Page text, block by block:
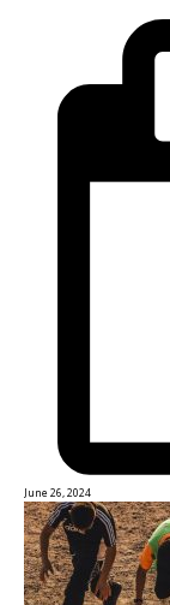
June 26, 2024